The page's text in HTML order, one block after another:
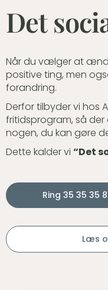
Det
Når du vælger at
positive ting, men
forandring.
Derfor tilbyder vi hos
fritidsprogram, så
nogen, du kan gøre
Dette kalder vi“Det
Ring 35 35 35
Læs